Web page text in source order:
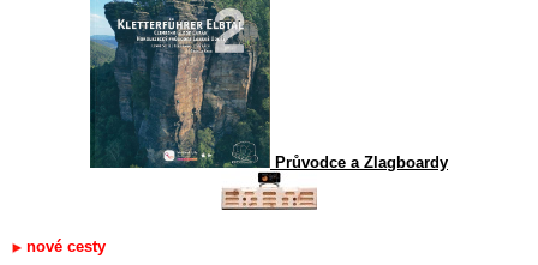
Průvodce a Zlagboardy
nové cesty